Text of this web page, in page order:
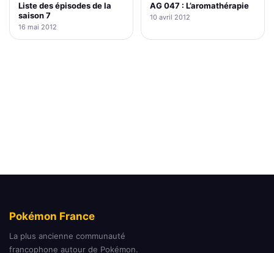
Liste des épisodes de la
saison 7
16 mai 2012
AG 047 : L’aromathérapie
10 avril 2012
Pokémon France
La plus ancienne communauté
francophone autour de Pokémon.